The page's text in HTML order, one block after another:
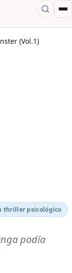
(Vol.1)
thriller psicológico
podía